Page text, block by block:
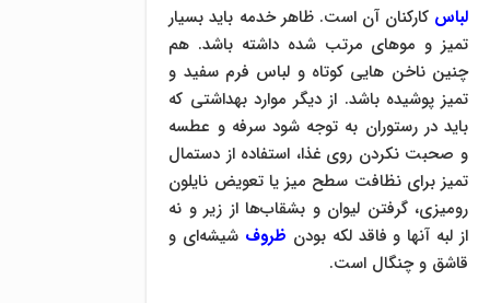
لباس کارکنان آن است. ظاهر خدمه باید بسیار
تمیز و موهای مرتب شده داشته باشد. هم
چنین ناخن هایی کوتاه و لباس فرم سفید و
تمیز پوشیده باشد. از دیگر موارد بهداشتی که
باید در رستوران به توجه شود سرفه و عطسه
و صحبت نکردن روی غذا، استفاده از دستمال
تمیز برای نظافت سطح میز یا تعویض نایلون
رومیزی، گرفتن لیوان و بشقاب‌ها از زیر و نه
از لبه آنها و فاقد لکه بودن ظروف شیشه‌ای و
قاشق و چنگال است.